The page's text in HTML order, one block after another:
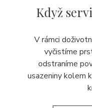
Když
V rámci
vyčistíme
odstraníme
usazeniny kolem